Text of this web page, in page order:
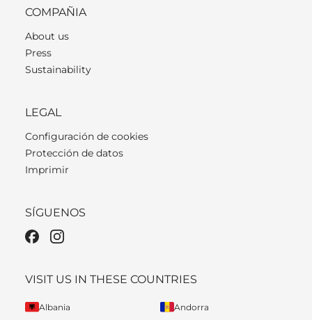
COMPAÑIA
About us
Press
Sustainability
LEGAL
Configuración de cookies
Protección de datos
Imprimir
SÍGUENOS
VISIT US IN THESE COUNTRIES
Albania Andorra